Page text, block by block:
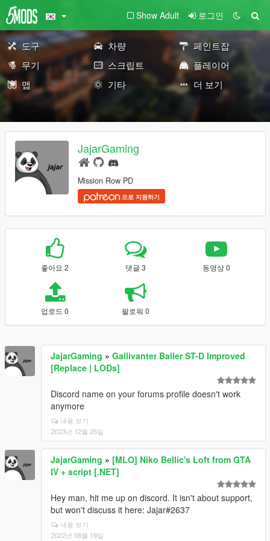
Show Adult 로그인
도구 차량
페인트잡
무기
스크립트
플레이어
맵
기타 더 보기
JajarGaming
Mission Row PD
으로 지원하기
좋아요 2 댓글 3 동영상 0
업로드 0 팔로워 0
JajarGaming » Gallivanter Baller ST-D Improved
[Replace | LODs]
Discord name on your forums profile doesn't work
anymore
내용 보기
2023년 12월 25일
JajarGaming » [MLO] Niko Bellic's Loft from GTA
IV + script [.NET]
Hey man, hit me up on discord. It isn't about support,
but won't discuss it here: Jajar#2637
내용 보기
2022년 08월 19일